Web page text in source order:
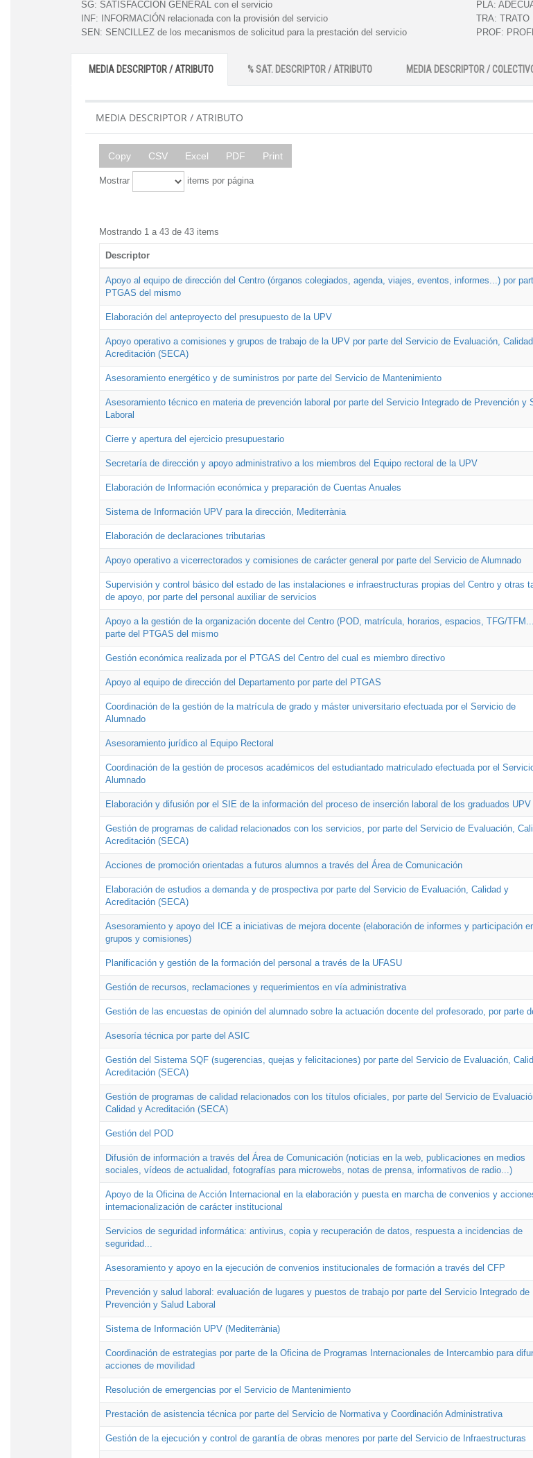
SG: SATISFACCIÓN GENERAL con el servicio
INF:
INFORMACIÓN relacionada con la provisión del servicio
SEN: SENCILLEZ de los mecanismos de solicitud para la prestación del servicio
PLA:
TRA: TRATO
PROF:
MEDIA DESCRIPTOR / ATRIBUTO % SAT. DESCRIPTOR / ATRIBUTO MEDIA DESCRIPTOR /
MEDIA DESCRIPTOR / ATRIBUTO
Copy CSV Excel PDF Print
Mostrar items por página
Mostrando 1 a 43 de 43 items
Descriptor
Apoyo al equipo de dirección del Centro (órganos colegiados, agenda, viajes, eventos, informes...) por
PTGAS del mismo
Elaboración del anteproyecto del presupuesto de la UPV
Apoyo operativo a comisiones y grupos de trabajo de la UPV por parte del Servicio de Evaluación,
Acreditación (SECA)
Asesoramiento energético y de suministros por parte del Servicio de Mantenimiento
Asesoramiento técnico en materia de prevención laboral por parte del Servicio Integrado de Prevención y
Laboral
Cierre y apertura del ejercicio presupuestario
Secretaría de dirección y apoyo administrativo a los miembros del Equipo rectoral de la UPV
Elaboración de Información económica y preparación de Cuentas Anuales
Sistema de Información UPV para la dirección, Mediterrània
Elaboración de declaraciones tributarias
Apoyo operativo a vicerrectorados y comisiones de carácter general por parte del Servicio de Alumnado
Supervisión y control básico del estado de las instalaciones e infraestructuras propias del Centro y otras
de apoyo, por parte del personal auxiliar de servicios
Apoyo a la gestión de la organización docente del Centro (POD, matrícula, horarios, espacios, TFG/
parte del PTGAS del mismo
Gestión económica realizada por el PTGAS del Centro del cual es miembro directivo
Apoyo al equipo de dirección del Departamento por parte del PTGAS
Coordinación de la gestión de la matrícula de grado y máster universitario efectuada por el Servicio de
Alumnado
Asesoramiento jurídico al Equipo Rectoral
Coordinación de la gestión de procesos académicos del estudiantado matriculado efectuada por el
Alumnado
Elaboración y difusión por el SIE de la información del proceso de inserción laboral de los graduados UPV
Gestión de programas de calidad relacionados con los servicios, por parte del Servicio de Evaluación,
Acreditación (SECA)
Acciones de promoción orientadas a futuros alumnos a través del Área de Comunicación
Elaboración de estudios a demanda y de prospectiva por parte del Servicio de Evaluación, Calidad y
Acreditación (SECA)
Asesoramiento y apoyo del ICE a iniciativas de mejora docente (elaboración de informes y participación
grupos y comisiones)
Planificación y gestión de la formación del personal a través de la UFASU
Gestión de recursos, reclamaciones y requerimientos en vía administrativa
Gestión de las encuestas de opinión del alumnado sobre la actuación docente del profesorado, por parte
Asesoría técnica por parte del ASIC
Gestión del Sistema SQF (sugerencias, quejas y felicitaciones) por parte del Servicio de Evaluación,
Acreditación (SECA)
Gestión de programas de calidad relacionados con los títulos oficiales, por parte del Servicio de
Calidad y Acreditación (SECA)
Gestión del POD
Difusión de información a través del Área de Comunicación (noticias en la web, publicaciones en medios
sociales, vídeos de actualidad, fotografías para microwebs, notas de prensa, informativos de radio...)
Apoyo de la Oficina de Acción Internacional en la elaboración y puesta en marcha de convenios y
internacionalización de carácter institucional
Servicios de seguridad informática: antivirus, copia y recuperación de datos, respuesta a incidencias de
seguridad...
Asesoramiento y apoyo en la ejecución de convenios institucionales de formación a través del CFP
Prevención y salud laboral: evaluación de lugares y puestos de trabajo por parte del Servicio Integrado de
Prevención y Salud Laboral
Sistema de Información UPV (Mediterrània)
Coordinación de estrategias por parte de la Oficina de Programas Internacionales de Intercambio para
acciones de movilidad
Resolución de emergencias por el Servicio de Mantenimiento
Prestación de asistencia técnica por parte del Servicio de Normativa y Coordinación Administrativa
Gestión de la ejecución y control de garantía de obras menores por parte del Servicio de Infraestructuras